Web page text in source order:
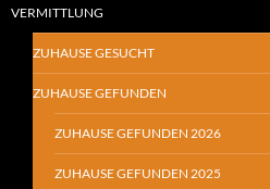
VERMITTLUNG
ZUHAUSE GESUCHT
ZUHAUSE GEFUNDEN
ZUHAUSE GEFUNDEN 2026
ZUHAUSE GEFUNDEN 2025